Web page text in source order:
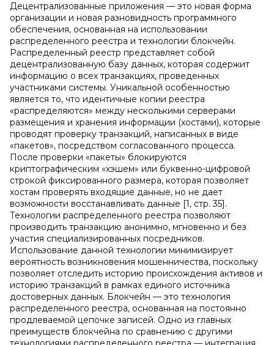
Децентрализованные приложения — это новая форма
организации и новая разновидность программного
обеспечения, основанная на использовании
распределенного реестра и технологии блокчейн.
Распределенный реестр представляет собой
децентрализованную базу данных, которая содержит
информацию о всех транзакциях, проведенных
участниками системы. Уникальной особенностью
является то, что идентичные копии реестра
«распределяются» между несколькими серверами
размещения и хранения информации (хостами), которые
проводят проверку транзакций, написанных в виде
«пакетов», посредством согласованного процесса.
После проверки «пакеты» блокируются
криптографическим «хэшем» или буквенно-цифровой
строкой фиксированного размера, которая позволяет
хостам проверять входящие данные, но не дает
возможности восстанавливать данные [1, стр. 35].
Технологии распределенного реестра позволяют
производить транзакцию анонимно, мгновенно и без
участия специализированных посредников.
Использование данной технологии минимизирует
вероятность возникновения мошенничества, поскольку
позволяет отследить историю происхождения активов и
историю транзакций в рамках единого источника
достоверных данных. Блокчейн — это технология
распределенного реестра, основанная на постоянно
продлеваемой цепочке записей. Одно из главных
преимуществ блокчейна по сравнению с другими